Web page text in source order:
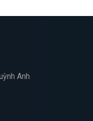
Anh